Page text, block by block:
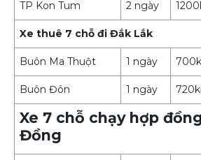
TP Kon Tum 2 ngày
Xe thuê 7 chỗ đi Đắk Lắk
Buôn Ma Thuột 1 ngày
Buôn Đôn 1 ngày
Xe 7 chỗ chạy hợp
Đồng